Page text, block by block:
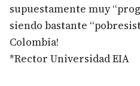
supuestamente muy
siendo bastante
Colombia!
*Rector Universidad EIA